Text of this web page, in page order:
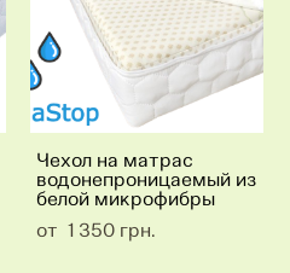
Чехол на матрас
водонепроницаемый из
белой микрофибры
от 1 350 грн.